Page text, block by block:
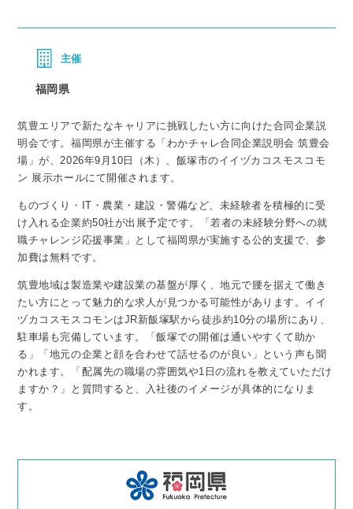
主催
福岡県
筑豊エリアで新たなキャリアに挑戦したい方に向けた合同企業説
明会です。福岡県が主催する「わかチャレ合同企業説明会 筑豊会
場」が、2026年9月10日（木）、飯塚市のイイヅカコスモスコモ
ン 展示ホールにて開催されます。
ものづくり・IT・農業・建設・警備など、未経験者を積極的に受
け入れる企業約50社が出展予定です。「若者の未経験分野への就
職チャレンジ応援事業」として福岡県が実施する公的支援で、参
加費は無料です。
筑豊地域は製造業や建設業の基盤が厚く、地元で腰を据えて働き
たい方にとって魅力的な求人が見つかる可能性があります。イイ
ヅカコスモスコモンはJR新飯塚駅から徒歩約10分の場所にあり、
駐車場も完備しています。「飯塚での開催は通いやすくて助か
る」「地元の企業と顔を合わせて話せるのが良い」という声も聞
かれます。「配属先の職場の雰囲気や1日の流れを教えていただけ
ますか？」と質問すると、入社後のイメージが具体的になりま
す。